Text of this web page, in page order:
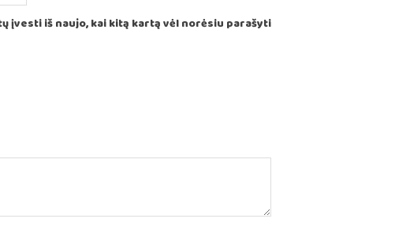
įvesti iš naujo, kai kitą kartą vėl norėsiu parašyti